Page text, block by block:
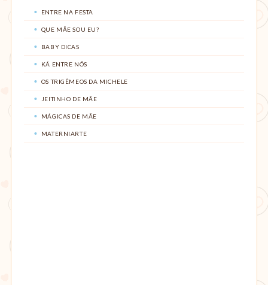
ENTRE NA FESTA
QUE MÃE SOU EU?
BABY DICAS
KÁ ENTRE NÓS
OS TRIGÊMEOS DA MICHELE
JEITINHO DE MÃE
MÁGICAS DE MÃE
MATERNIARTE